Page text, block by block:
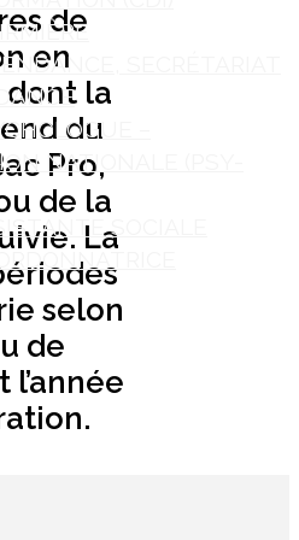
SECRÉTARIAT
–
NATIONALE (PSY-
SOCIALE
de
en
la
du
Pro,
de la
La
selon
de